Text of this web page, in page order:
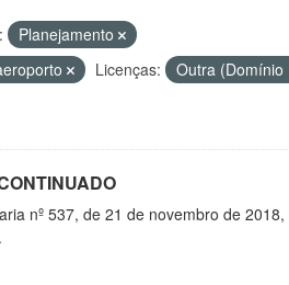
Planejamento
Licenças: Outra (Domínio
nº 537, de 21 de novembro de